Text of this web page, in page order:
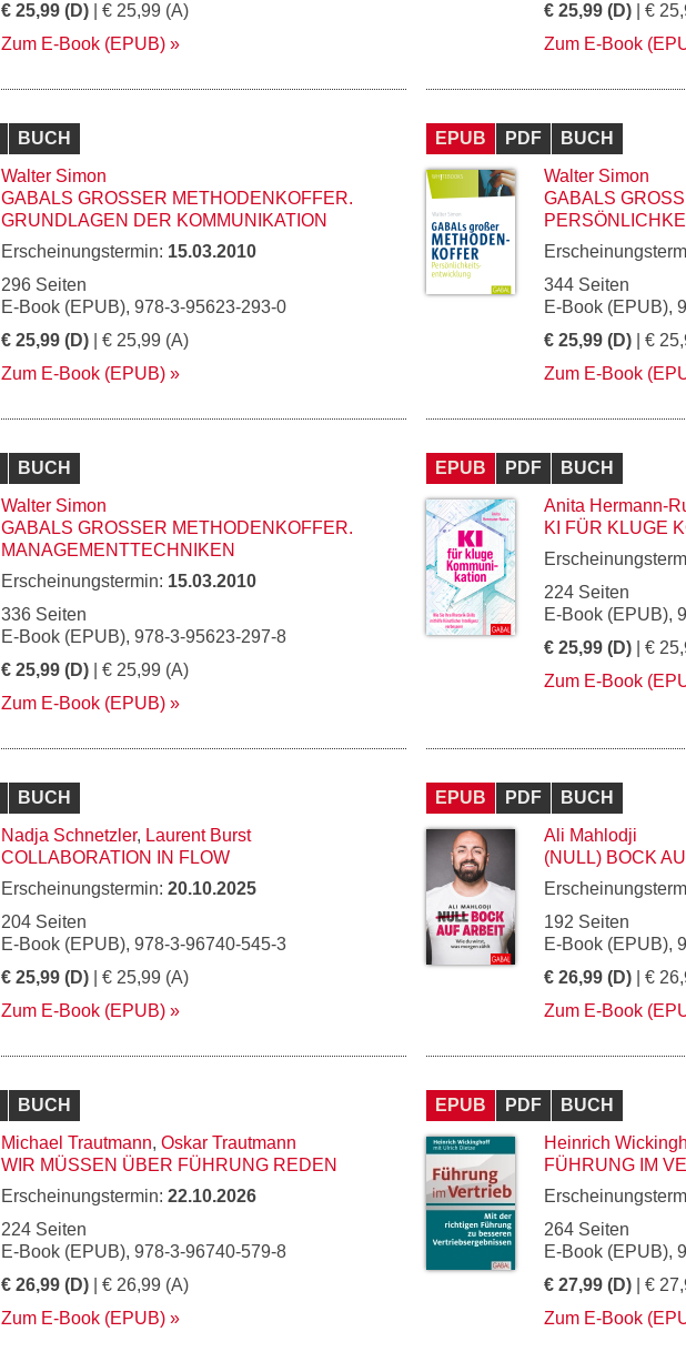
€ 25,99 (D) | € 25,99 (A)
Zum E-Book (EPUB)
€ 25,99 (D) | €
Zum E-Book
BUCH
Walter Simon
GABALS GROSSER METHODENKOFFER. G
RUNDLAGEN DER KOMMUNIKATION
Erscheinungstermin: 15.03.2010
296 Seiten
E-Book (EPUB), 978-3-95623-293-0
€ 25,99 (D) | € 25,99 (A)
Zum E-Book (EPUB)
EPUB PDF
BUCH
Walter Simon
GABALS
344 Seiten
E-Book (EPUB),
€ 25,99 (D) | €
Zum E-Book
BUCH
Walter Simon
GABALS GROSSER METHODENKOFFER. M
ANAGEMENTTECHNIKEN
Erscheinungstermin: 15.03.2010
336 Seiten
E-Book (EPUB), 978-3-95623-297-8
€ 25,99 (D) | € 25,99 (A)
Zum E-Book (EPUB)
EPUB PDF
BUCH
Anita Hermann-
KI FÜR KLUGE
224 Seiten
E-Book (EPUB),
€ 25,99 (D) | €
Zum E-Book
BUCH
Nadja Schnetzler, Laurent Burst
COLLABORATION IN FLOW
Erscheinungstermin: 20.10.2025
204 Seiten
E-Book (EPUB), 978-3-96740-545-3
€ 25,99 (D) | € 25,99 (A)
Zum E-Book (EPUB)
EPUB PDF
BUCH
Ali Mahlodji
(NULL) BOCK
192 Seiten
E-Book (EPUB),
€ 26,99 (D) | €
Zum E-Book
BUCH
Michael Trautmann, Oskar Trautmann
WIR MÜSSEN ÜBER FÜHRUNG REDEN
Erscheinungstermin: 22.10.2026
224 Seiten
E-Book (EPUB), 978-3-96740-579-8
€ 26,99 (D) | € 26,99 (A)
Zum E-Book (EPUB)
EPUB PDF
BUCH
Heinrich
FÜHRUNG IM
264 Seiten
E-Book (EPUB),
€ 27,99 (D) | €
Zum E-Book